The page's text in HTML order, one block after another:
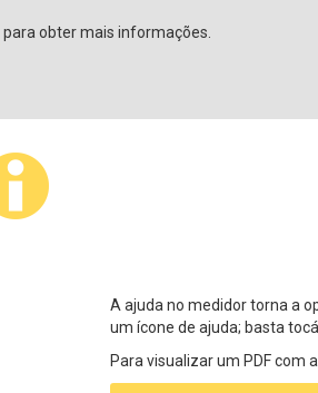
para obter mais informações.
A ajuda no medidor torna a
um ícone de ajuda; basta
Para visualizar um PDF com